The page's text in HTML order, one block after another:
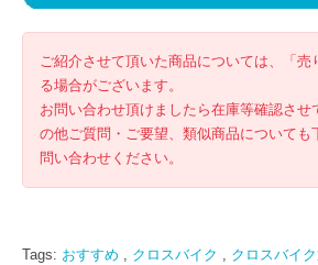
ご紹介させて頂いた商品については、「売
る場合がございます。
お問い合わせ頂けましたら在庫等確認させ
の他ご質問・ご要望、類似商品についても
問い合わせください。
Tags: おすすめ , クロスバイク , クロスバイ